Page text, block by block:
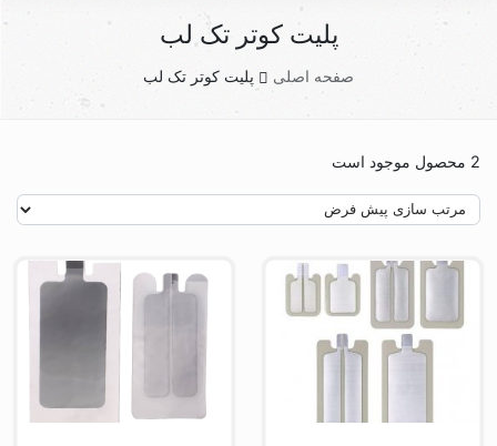
پلیت کوتر تک لب
صفحه اصلی پلیت کوتر تک لب
2 محصول موجود است